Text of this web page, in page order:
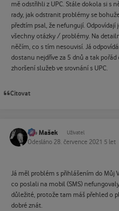
mě odstřihli z UPC. Stále dokola si s
rady, jak odstranit problémy se
předtím psal, že nefungují. Odpovídají
všechny otázky / problémy. Na
něčím, co s tím nesouvisí. Já
dostanu nejdříve za 5 dnů a tak
zhoršení služeb ve srovnání s UPC.
Citovat
Ivo Mašek Uživatel
Odesláno 28. července 2021 5 let
Já měl problém s přihlášením do Můj
co poslali na mobil (SMS)
důležité, protože tam máš přehled o
dobré znát.